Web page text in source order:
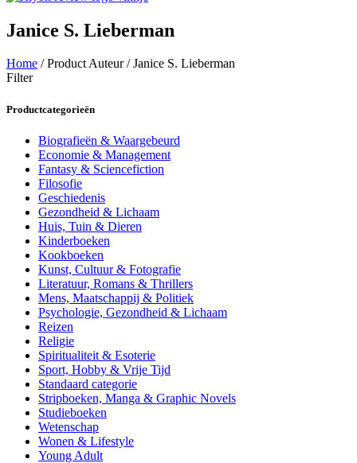
Janice S. Lieberman
Home / Product Auteur / Janice S. Lieberman
Filter
Productcategorieën
Biografieën & Waargebeurd
Economie & Management
Fantasy & Sciencefiction
Filosofie
Geschiedenis
Gezondheid & Lichaam
Huis, Tuin & Dieren
Kinderboeken
Kookboeken
Kunst, Cultuur & Fotografie
Literatuur, Romans & Thrillers
Mens, Maatschappij & Politiek
Psychologie, Gezondheid & Lichaam
Reizen
Religie
Spiritualiteit & Esoterie
Sport, Hobby & Vrije Tijd
Standaard categorie
Stripboeken, Manga & Graphic Novels
Studieboeken
Wetenschap
Wonen & Lifestyle
Young Adult